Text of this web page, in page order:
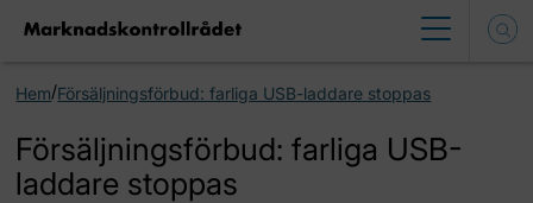
Hem/Försäljningsförbud: farliga USB-laddare stoppas
Försäljningsförbud: farliga USB-
laddare stoppas